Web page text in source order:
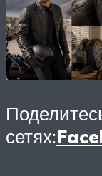
сетях: